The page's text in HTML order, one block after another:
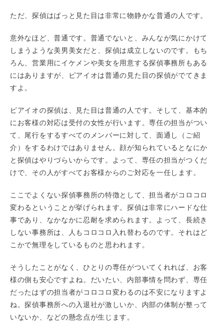
ただ、探偵はぱっと見た目は非常に物静かな普通の人です。
意外なほど、普通です。普通でないと、みんなが気にかけて
しまうような美男美女だと、探偵は成立しないのです。もち
ろん、営業用にイケメンや美女を用意する探偵事務所もある
にはありますが、ピアイオは普通の見た目の探偵がでてきま
すよ。
ピアイオの探偵は、見た目は普通の人です。そして、基本的
にお客様の対応は受付の女性が行います。専任の担当がつい
て、尾行をするすべてのメンバーに対して、面通し（ご紹
介）をするわけではありません。顔が知られているとなにか
と探偵はやりづらいからです。よって、専任の担当がつくだ
けで、その人がすべてお客様からのご対応を一任します。
ここでよくない探偵事務所の特徴として、担当者がコロコロ
変わるということが挙げられます。探偵は非常にハードな仕
事であり、なかなかに忍耐を求められます。よって、長続き
しない事務所は、人もコロコロ入れ替わるのです。それはど
こかで無理をしているものと思われます。
そうしたことがなく、ひとりの専任がついてくれれば、お客
様の側も安心ですよね。だいたい、内部事情を問わず、専任
だったはずの担当者がコロコロ変わるのは不安になりますよ
ね。探偵事務所への入退社が激しいか、内部の体制が整って
いないか、などの懸念点が生じます。